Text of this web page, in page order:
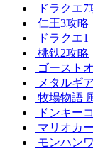
ドラクエ7
仁王3攻略
ドラクエ1
桃鉄2攻略
ゴースト
メタルギ
牧場物語
ドンキー
マリオカ
モンハン